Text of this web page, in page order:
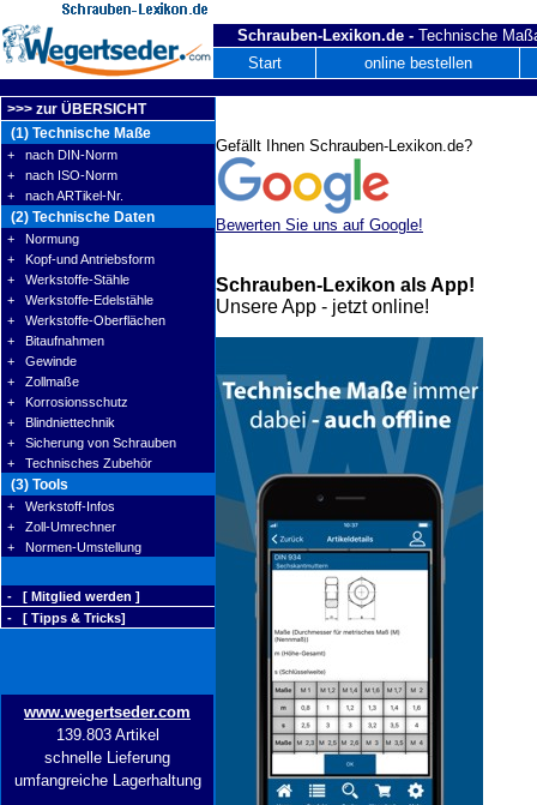
Schrauben-Lexikon.de - Technische
Start
online bestellen
>>> zur ÜBERSICHT
(1) Technische Maße
+ nach DIN-Norm
+ nach ISO-Norm
+ nach ARTikel-Nr.
(2) Technische Daten
+ Normung
+ Kopf-und Antriebsform
+ Werkstoffe-Stähle
+ Werkstoffe-Edelstähle
+ Werkstoffe-Oberflächen
+ Bitaufnahmen
+ Gewinde
+ Zollmaße
+ Korrosionsschutz
+ Blindniettechnik
+ Sicherung von Schrauben
+ Technisches Zubehör
(3) Tools
+ Werkstoff-Infos
+ Zoll-Umrechner
+ Normen-Umstellung
- [ Mitglied werden ]
- [ Tipps & Tricks]
www.wegertseder.com
139.803 Artikel
schnelle Lieferung
umfangreiche Lagerhaltung
Gefällt Ihnen Schrauben-Lexikon.de?
Bewerten Sie uns auf Google!
Schrauben-Lexikon als App!
Unsere App - jetzt online!